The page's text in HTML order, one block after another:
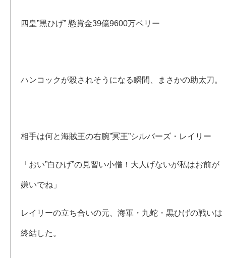
四皇”黒ひげ” 懸賞金39億9600万ベリー
ハンコックが殺されそうになる瞬間、まさかの助太刀。
相手は何と海賊王の右腕”冥王”シルバーズ・レイリー
「おい”白ひげ”の見習い小僧！大人げないが私はお前が
嫌いでね」
レイリーの立ち合いの元、海軍・九蛇・黒ひげの戦いは
終結した。